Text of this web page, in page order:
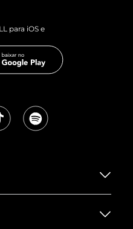
para iOS e